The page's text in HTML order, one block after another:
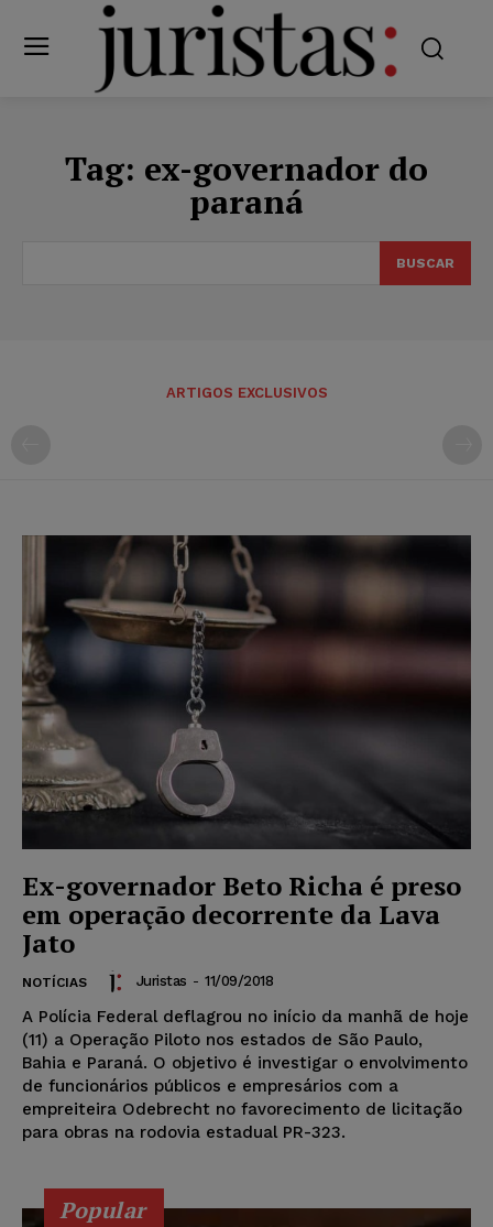
Tag: ex-governador do
paraná
BUSCAR
ARTIGOS EXCLUSIVOS
Ex-governador Beto Richa é preso
em operação decorrente da Lava
Jato
NOTÍCIAS Juristas - 11/09/2018
A Polícia Federal deflagrou no início da manhã de hoje
(11) a Operação Piloto nos estados de São Paulo,
Bahia e Paraná. O objetivo é investigar o envolvimento
de funcionários públicos e empresários com a
empreiteira Odebrecht no favorecimento de licitação
para obras na rodovia estadual PR-323.
Popular